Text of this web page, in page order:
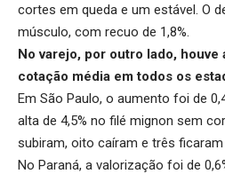
cortes em queda e um estável. O
músculo, com recuo de 1,8%.
No varejo, por outro lado, houve
cotação média em todos os
Em São Paulo, o aumento foi de
alta de 4,5% no filé mignon sem
subiram, oito caíram e três
No Paraná, a valorização foi de